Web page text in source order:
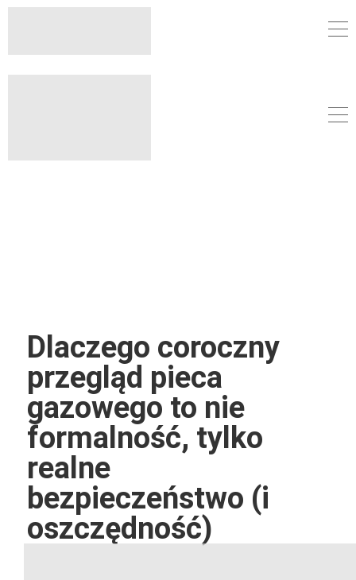
Dlaczego coroczny
przegląd pieca
gazowego to nie
formalność, tylko
realne
bezpieczeństwo (i
oszczędność)